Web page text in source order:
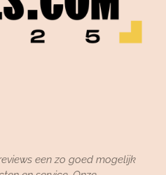
een zo goed mogelijk